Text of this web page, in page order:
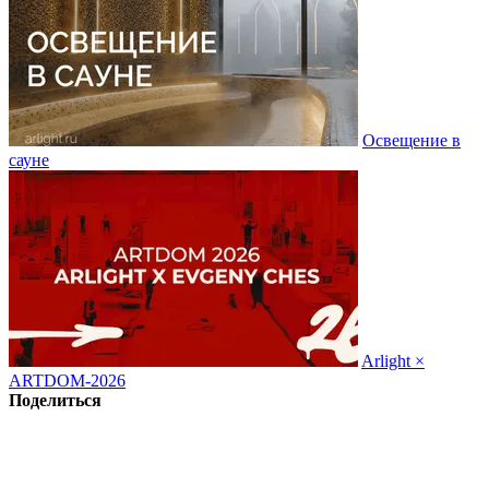
Освещение в
сауне
Arlight ×
ARTDOM-2026
Поделиться